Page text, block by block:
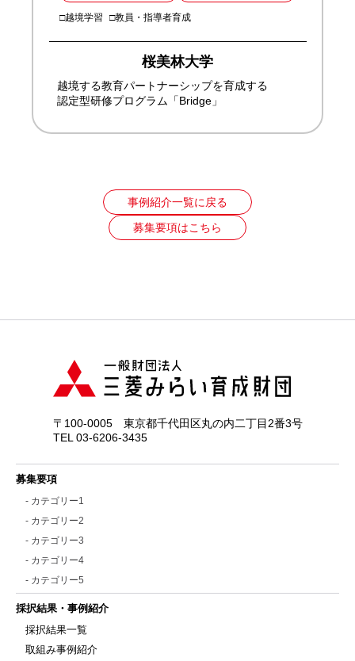
□越境学習 □教員・指導者育成
桜美林大学
越境する教育パートナーシップを育成する
認定型研修プログラム「Bridge」
事例紹介一覧に戻る
募集要項はこちら
〒100-0005 東京都千代田区丸の内二丁目2番3号
TEL 03-6206-3435
募集要項
- カテゴリー1
- カテゴリー2
- カテゴリー3
- カテゴリー4
- カテゴリー5
採択結果・事例紹介
採択結果一覧
取組み事例紹介